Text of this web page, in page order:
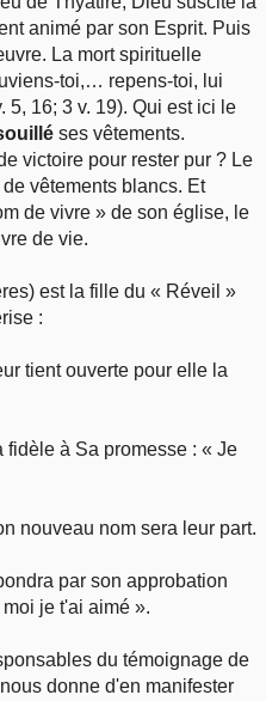
animé par son Esprit. Puis
La mort spirituelle
toi,… repens-toi, lui
5, 16; 3 v. 19). Qui est ici le
ses vêtements.
victoire pour rester pur ? Le
vêtements blancs. Et
de vivre » de son église, le
de vie.
est la fille du « Réveil »
:
tient ouverte pour elle la
fidèle à Sa promesse : « Je
nouveau nom sera leur part.
par son approbation
je t'ai aimé ».
du témoignage de
donne d'en manifester